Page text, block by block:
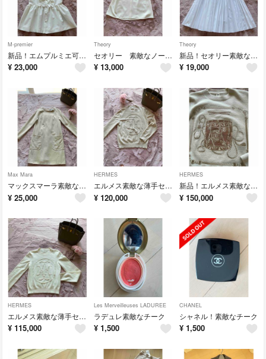
M-premier
新品！エムプルミエ可愛いブラウス
¥ 23,000
Theory
セオリー 素敵なノースリーブ ブラウス
¥ 13,000
Theory
新品！セオリー素敵なスカート
¥ 19,000
Max Mara
マックスマーラ素敵なワンピース
¥ 25,000
HERMES
エルメス素敵な薄手セーター試着のみ
¥ 120,000
HERMES
新品！エルメス素敵なセーター
¥ 150,000
HERMES
エルメス素敵な薄手セーター
¥ 115,000
Les Merveilleuses LADUREE
ラデュレ素敵なチーク
¥ 1,500
CHANEL
シャネル！素敵なチーク
¥ 1,500